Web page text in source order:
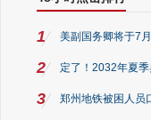
1 美副国务卿将于7
2 定了！2032年夏
3 郑州地铁被困人员